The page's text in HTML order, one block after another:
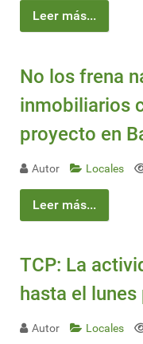
Leer más...
No los frena
inmobiliarios
proyecto en
Autor Locales
Leer más...
TCP: La
hasta el
Autor Locales